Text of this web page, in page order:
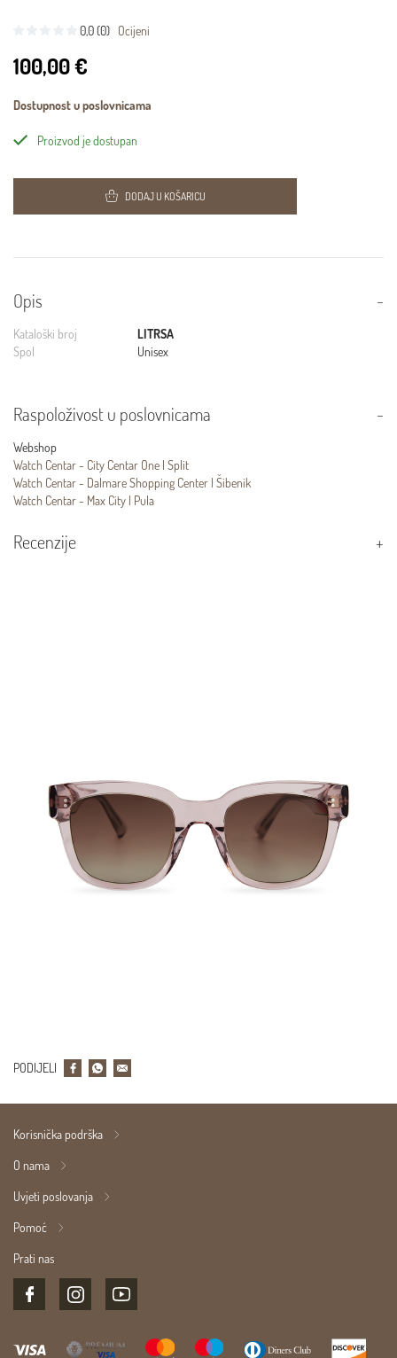
0,0 (0) Ocijeni
100,00 €
Dostupnost u poslovnicama
Proizvod je dostupan
DODAJ U KOŠARICU
Opis
Kataloški broj
LITRSA
Spol
Unisex
Raspoloživost u poslovnicama
Webshop
Watch Centar - City Centar One | Split
Watch Centar - Dalmare Shopping Center | Šibenik
Watch Centar - Max City | Pula
Recenzije
PODIJELI
Korisnička podrška
O nama
Uvjeti poslovanja
Pomoć
Prati nas